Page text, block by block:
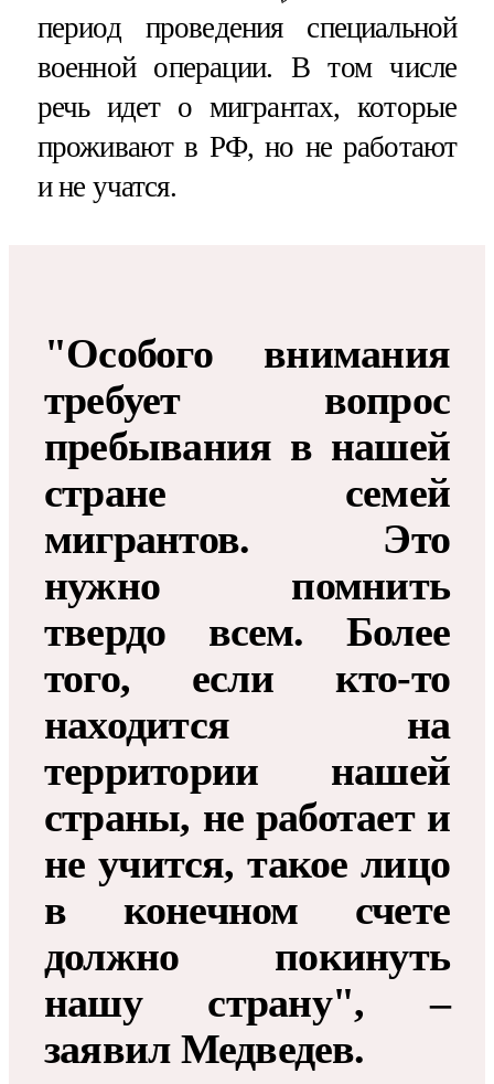
период проведения специальной
военной операции. В том числе
речь идет о мигрантах, которые
проживают в РФ, но не работают
и не учатся.
"Особого внимания
требует вопрос
пребывания в нашей
стране семей
мигрантов. Это
нужно помнить
твердо всем. Более
того, если кто-то
находится на
территории нашей
страны, не работает и
не учится, такое лицо
в конечном счете
должно покинуть
нашу страну", –
заявил Медведев.